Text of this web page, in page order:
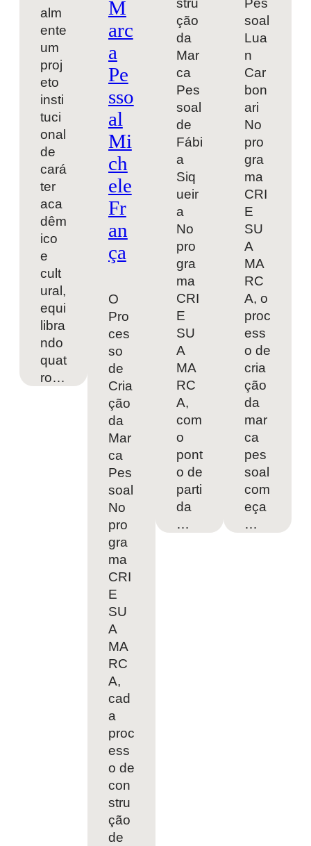
alm
ente
um
proj
eto
insti
tuci
onal
de
cará
ter
aca
dêm
ico
e
cult
ural,
equi
libra
ndo
quat
ro…
M
arc
a
Pe
sso
al
Mi
ch
ele
Fr
an
ça
O
Pro
ces
so
de
Cria
ção
da
Mar
ca
Pes
soal
No
pro
gra
ma
CRI
E
SU
A
MA
RC
A,
cad
a
proc
ess
o de
con
stru
ção
de
stru
ção
da
Mar
ca
Pes
soal
de
Fábi
a
Siq
ueir
a
No
pro
gra
ma
CRI
E
SU
A
MA
RC
A,
com
o
pont
o de
parti
da
…
Pes
soal
Lua
n
Car
bon
ari
No
pro
gra
ma
CRI
E
SU
A
MA
RC
A, o
proc
ess
o de
cria
ção
da
mar
ca
pes
soal
com
eça
…